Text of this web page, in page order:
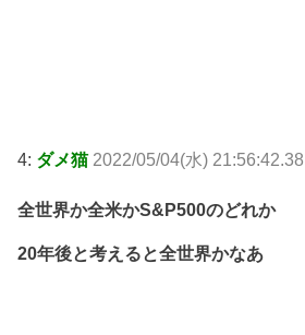
4: ダメ猫 2022/05/04(水) 21:56:42.38
全世界か全米かS&P500のどれか
20年後と考えると全世界かなあ